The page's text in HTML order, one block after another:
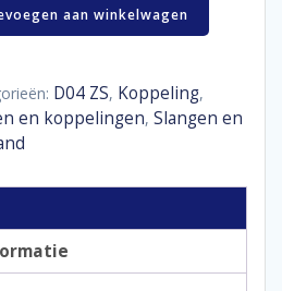
aan winkelwagen
D04 ZS, Koppeling,
en koppelingen, Slangen en